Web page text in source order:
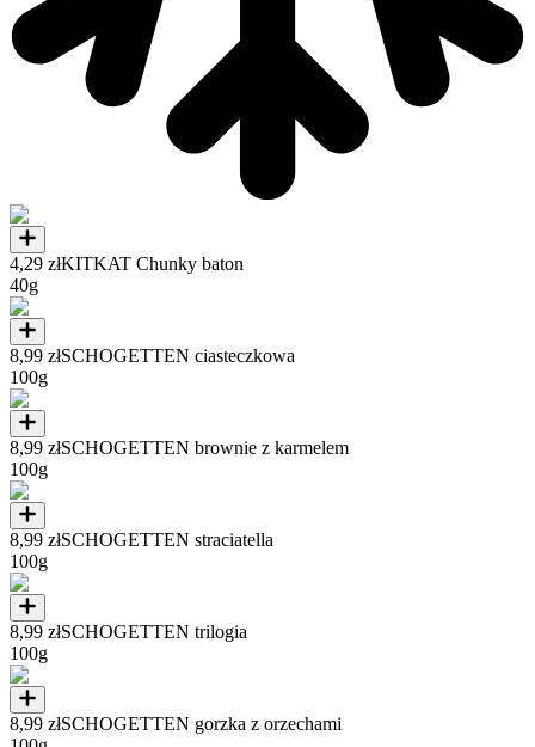
4,29 złKITKAT Chunky baton
40g
8,99 złSCHOGETTEN ciasteczkowa
100g
8,99 złSCHOGETTEN brownie z karmelem
100g
8,99 złSCHOGETTEN straciatella
100g
8,99 złSCHOGETTEN trilogia
100g
8,99 złSCHOGETTEN gorzka z orzechami